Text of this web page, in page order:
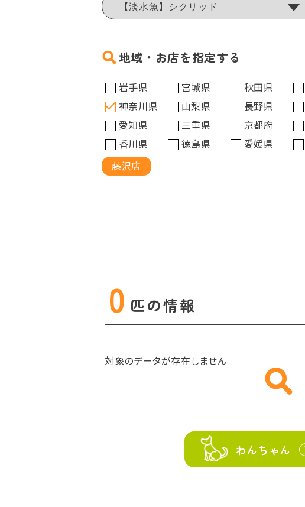
地域・お店を指定する
岩手県 宮城県 秋田県
神奈川県
山梨県 長野県
愛知県
三重県 京都府
香川県
徳島県 愛媛県
藤沢店
0 匹の情報
対象のデータが存在しません
わんちゃん